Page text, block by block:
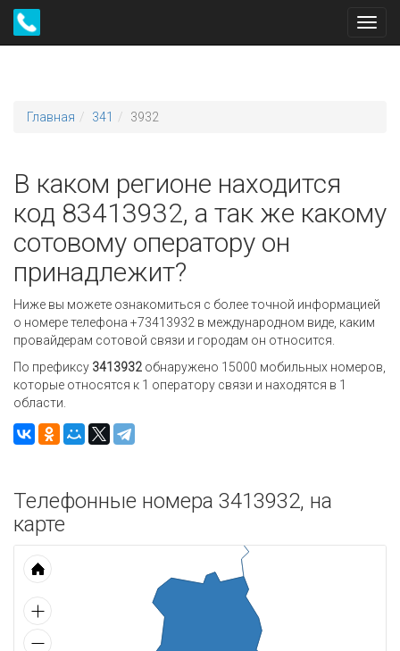
Главная 341 3932
В каком регионе находится
код 83413932, а так же какому
сотовому оператору он
принадлежит?
Ниже вы можете ознакомиться с более точной информацией
о номере телефона +73413932 в международном виде, каким
провайдерам сотовой связи и городам он относится.
По префиксу 3413932 обнаружено 15000 мобильных номеров,
которые относятся к 1 оператору связи и находятся в 1
области.
Телефонные номера 3413932, на
карте